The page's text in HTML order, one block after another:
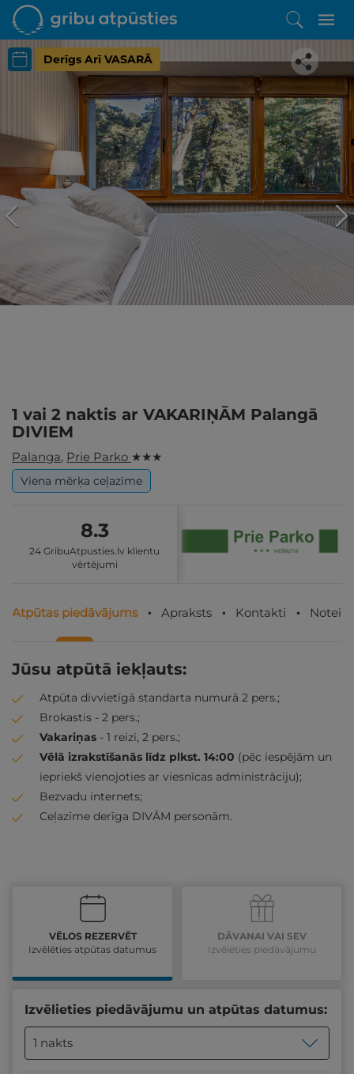
Derīgs Arī VASARĀ
Iepatikās šis piedāvājums?
Līdz brīnišķīgai atpūtai atlikuši tikai daži soļi
PĒRKU
1 vai 2 naktis ar VAKARIŅĀM Palangā
DIVIEM
Palanga, Prie Parko ★ ★ ★
Viena mērķa ceļazīme
8.3
24 GribuAtpusties.lv klientu
vērtējumi
Atpūtas piedāvājums Apraksts Kontakti
Jūsu atpūtā iekļauts:
Atpūta divvietīgā standarta numurā 2 pers.;
Brokastis - 2 pers.;
Vakariņas - 1 reizi, 2 pers.;
Vēlā izrakstīšanās līdz plkst. 14:00 (pēc iespējām un
iepriekš vienojoties ar viesnīcas administrāciju);
Bezvadu internets;
Ceļazīme derīga DIVĀM personām.
VĒLOS REZERVĒT
Izvēlēties atpūtas datumus
DĀVANAI VAI SEV
Izvēlēties piedāvājumu
Izvēlieties piedāvājumu un atpūtas datumus:
1 nakts